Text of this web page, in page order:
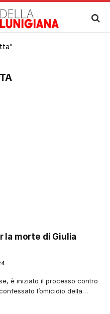
la morte di Giulia
è iniziato il processo contro
l’omicidio della…